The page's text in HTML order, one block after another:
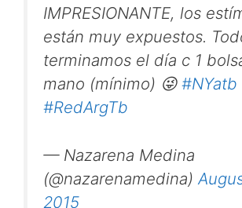
IMPRESIONANTE, los
están muy expuestos.
terminamos el día c 1
mano (mínimo) 😜 #NYatb
#RedArgTb
— Nazarena Medina
(@nazarenamedina)
2015